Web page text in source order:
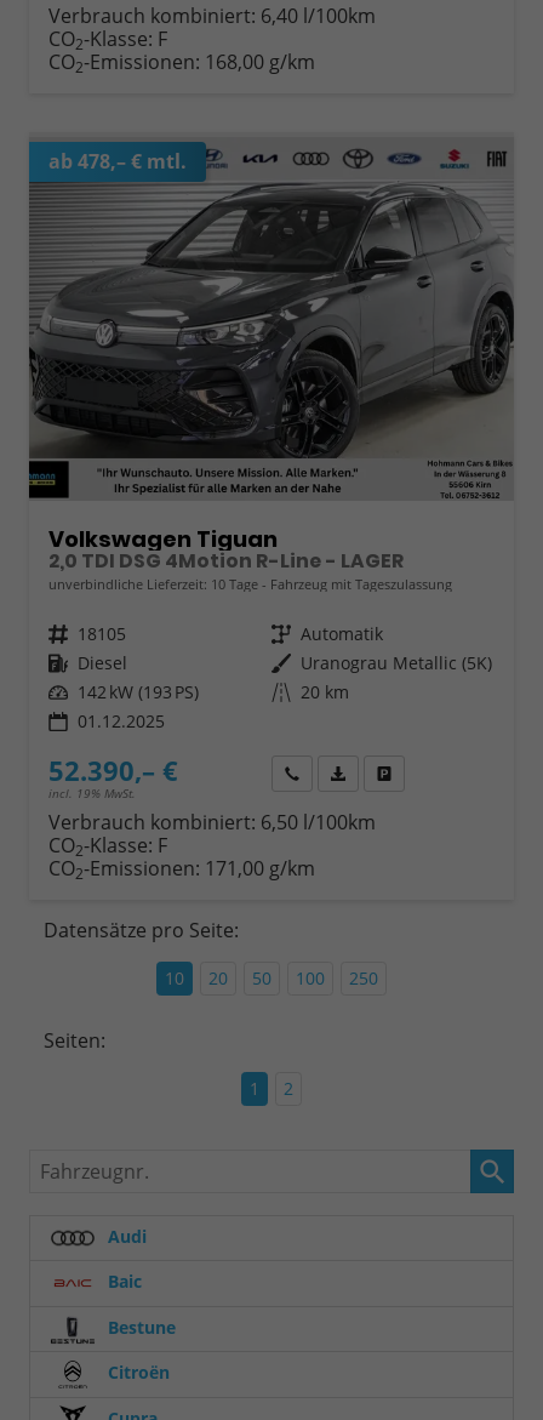
Verbrauch kombiniert: 6,40 l/100km
CO2-Klasse: F
CO2-Emissionen: 168,00 g/km
ab 478,– € mtl.
Volkswagen Tiguan
2,0 TDI DSG 4Motion R-Line - LAGER
unverbindliche Lieferzeit: 10 Tage Fahrzeug mit Tageszulassung
Fahrzeugnr. 18105 Getriebe Automatik
Kraftstoff Diesel Außenfarbe Uranograu Metallic (5K)
Leistung 142 kW (193 PS) Kilometerstand 20 km
01.12.2025
52.390,– €
incl. 19% MwSt.
Wir rufen Sie anFahrzeugexposé (PDF)
Verbrauch kombiniert: 6,50 l/100km
CO2-Klasse: F
CO2-Emissionen: 171,00 g/km
Datensätze pro Seite:
10 20 50 100 250
Seiten:
1 2
Fahrzeugnr.
Audi
Baic
Bestune
Citroën